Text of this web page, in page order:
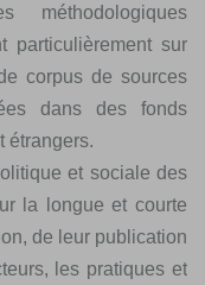
méthodologiques
particulièrement sur
corpus de sources
dans des fonds
étrangers.
et sociale des
la longue et courte
de leur publication
les pratiques et